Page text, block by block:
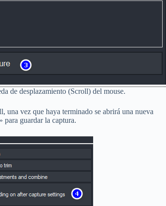
de desplazamiento (Scroll) del mouse.
una vez que haya terminado se abrirá una nueva
para guardar la captura.